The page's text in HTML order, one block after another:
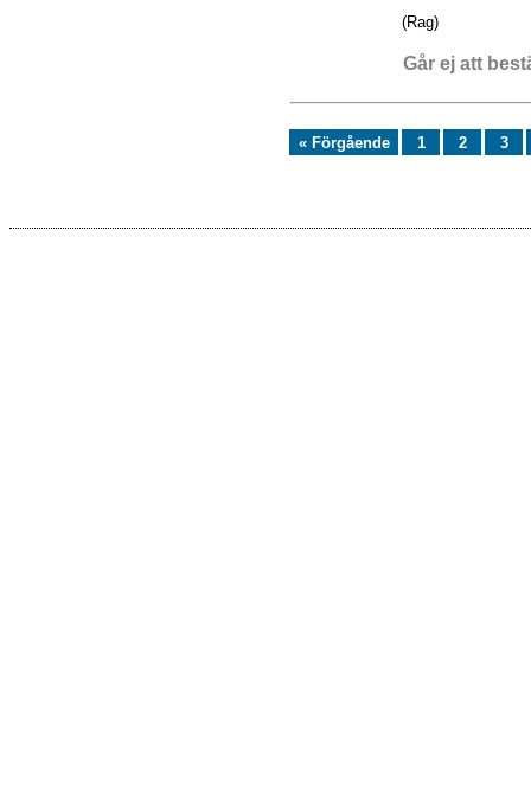
(Rag)
Går ej att
« Förgående 1 2 3